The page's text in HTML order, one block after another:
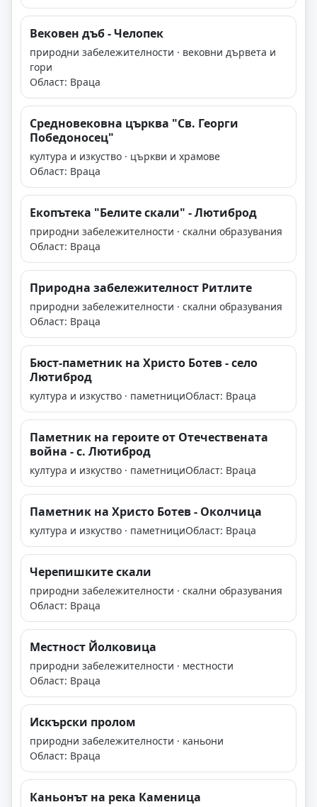
Вековен дъб - Челопек
природни забележителности · вековни дървета и
гори
Област: Враца
Средновековна църква "Св. Георги
Победоносец"
култура и изкуство · църкви и храмове
Област: Враца
Екопътека "Белите скали" - Лютиброд
природни забележителности · скални образувания
Област: Враца
Природна забележителност Ритлите
природни забележителности · скални образувания
Област: Враца
Бюст-паметник на Христо Ботев - село
Лютиброд
култура и изкуство · паметнициОбласт: Враца
Паметник на героите от Отечествената
война - с. Лютиброд
култура и изкуство · паметнициОбласт: Враца
Паметник на Христо Ботев - Околчица
култура и изкуство · паметнициОбласт: Враца
Черепишките скали
природни забележителности · скални образувания
Област: Враца
Местност Йолковица
природни забележителности · местности
Област: Враца
Искърски пролом
природни забележителности · каньони
Област: Враца
Каньонът на река Каменица